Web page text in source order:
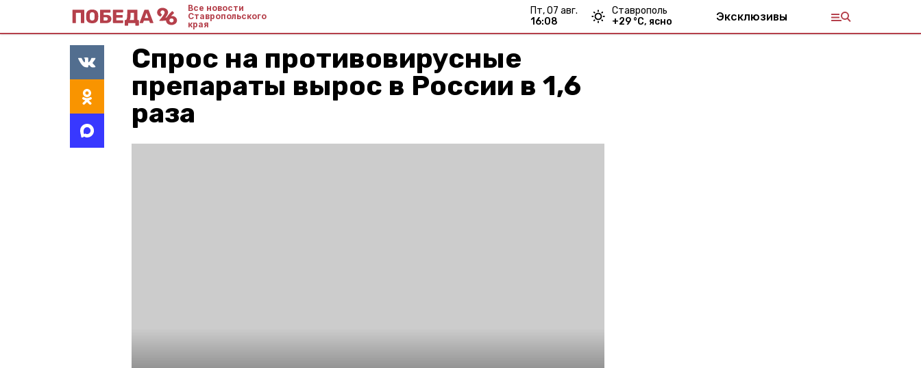
Все новости
Ставропольского
края
пт, 07 авг.
16:08
Ставрополь
+29 °С, ясно Эксклюзивы
Спрос на противовирусные
препараты вырос в России в 1,6
раза